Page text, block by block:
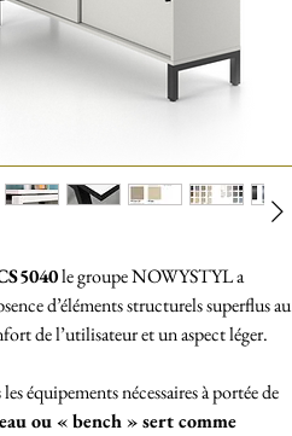
le groupe NOWYSTYL a
d’éléments structurels superflus au
de l’utilisateur et un aspect léger.
équipements nécessaires à portée de
ou « bench » sert comme